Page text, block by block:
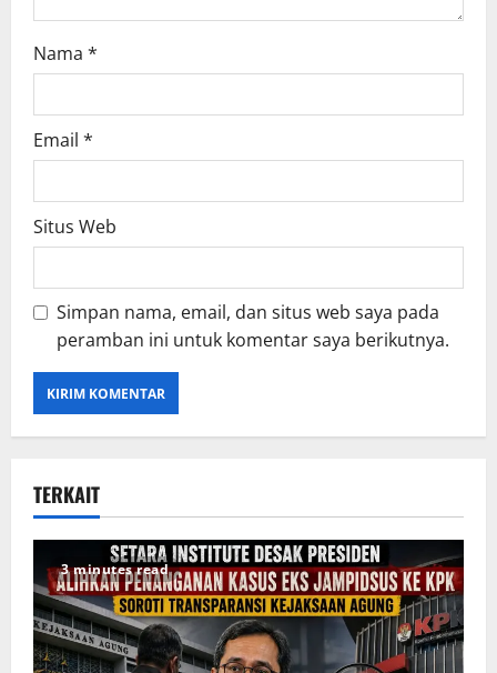
Nama *
Email *
Situs Web
Simpan nama, email, dan situs web saya pada
peramban ini untuk komentar saya berikutnya.
TERKAIT
3 minutes read